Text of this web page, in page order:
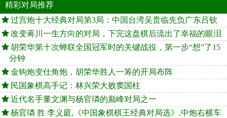
精彩对局推荐
过宫炮十大经典对局第3局：中国台湾吴贵临先负广东吕钦
改变蒋川一生方向的对局，下完这盘棋后流出了幸福的眼泪
胡荣华第十次蝉联全国冠军时的关键战役，第一步“想”了15
分钟
金钩炮变仕角炮，胡荣华胜人一筹的开局布阵
民国象棋高手记：林兴荣大败窦国柱
近代名手董文渊与杨官璘的巅峰对局之一
杨官璘 胜 李义庭,《中国象棋棋王经典对局选》,中炮右横车